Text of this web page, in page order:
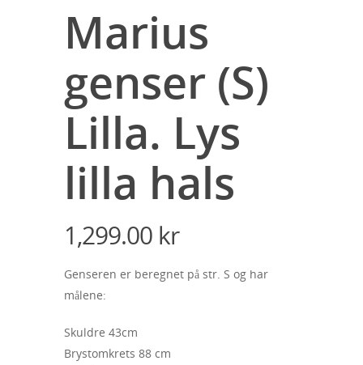
Marius
genser (S)
Lilla. Lys
lilla hals
1,299.00 kr
Genseren er beregnet på str. S og har
målene:
Skuldre 43cm
Brystomkrets 88 cm